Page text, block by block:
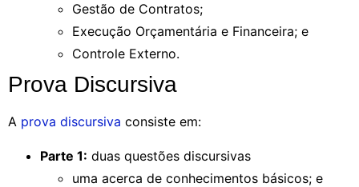
Gestão de Contratos;
Execução Orçamentária e Financeira; e
Controle Externo.
Prova Discursiva
A prova discursiva consiste em:
Parte 1: duas questões discursivas
uma acerca de conhecimentos básicos; e